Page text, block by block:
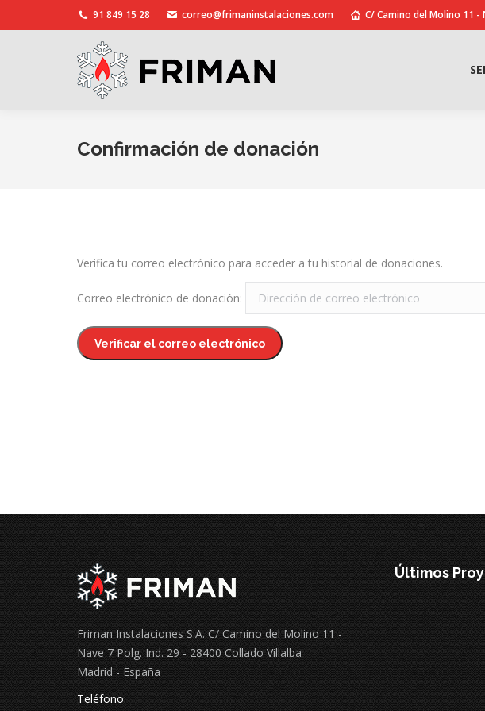
91 849 15 28 correo@frimaninstalaciones.com C/ Camino del Molino 11 -
Confirmación de donación
Verifica tu correo electrónico para acceder a tu historial de donaciones.
Correo electrónico de donación:
Friman Instalaciones S.A. C/ Camino del Molino 11 -
Nave 7 Polg. Ind. 29 - 28400 Collado Villalba
Madrid - España
Teléfono:
Últimos